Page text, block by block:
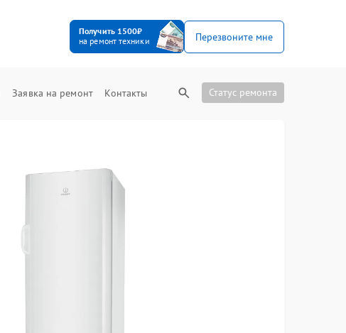
Получить 1500₽
на ремонт техники
Перезвоните мне
Заявка на ремонт Контакты Статус ремонта